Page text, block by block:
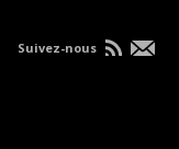
Suivez-nous